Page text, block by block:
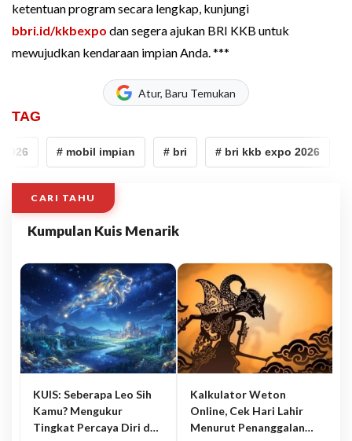
ketentuan program secara lengkap, kunjungi
bbri.id/kkbexpo dan segera ajukan BRI KKB untuk
mewujudkan kendaraan impian Anda. ***
Atur, Baru Temukan
TAG
# mobil impian # bri # bri kkb expo 2026
CARI TAHU
Kumpulan Kuis Menarik
KUIS: Seberapa Leo Sih
Kamu? Mengukur
Tingkat Percaya Diri dan
Kalkulator Weton
Online, Cek Hari Lahir
Menurut Penanggalan